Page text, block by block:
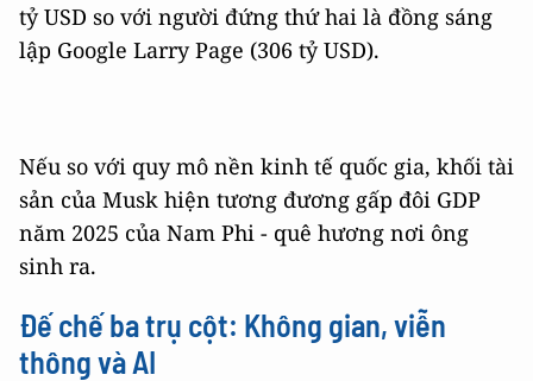
tỷ USD so với người đứng thứ hai là đồng sáng
lập Google Larry Page (306 tỷ USD).
Nếu so với quy mô nền kinh tế quốc gia, khối tài
sản của Musk hiện tương đương gấp đôi GDP
năm 2025 của Nam Phi - quê hương nơi ông
sinh ra.
Đế chế ba trụ cột: Không gian, viễn
thông và AI